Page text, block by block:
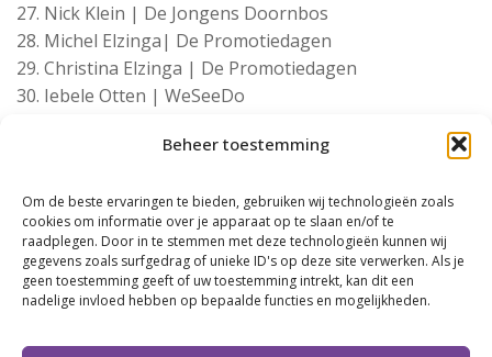
Beheer toestemming
Om de beste ervaringen te bieden, gebruiken wij technologieën zoals
cookies om informatie over je apparaat op te slaan en/of te
raadplegen. Door in te stemmen met deze technologieën kunnen wij
gegevens zoals surfgedrag of unieke ID's op deze site verwerken. Als je
geen toestemming geeft of uw toestemming intrekt, kan dit een
nadelige invloed hebben op bepaalde functies en mogelijkheden.
Nick Klein | De Jongens Doornbos
Michel Elzinga| De Promotiedagen
Christina Elzinga | De Promotiedagen
Iebele Otten | WeSeeDo
Jan-Paul Steggerda | Meceda
Michel Torenbosch | 2Uitzendbureau
Harry Geerlings | Audax Renwables
Sven Niesink | 2join
Sarah Zoer | Sarah Zoer - Business Consultant
Bert Goos | Argo Catering
Ivana de Haan | COACHINGBYIVANA